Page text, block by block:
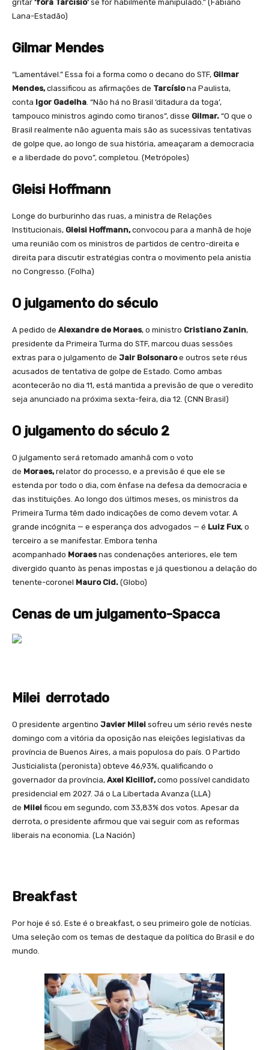
gritar ‘fora Tarcísio’ se for habilmente manipulado.” (Fabiano
Lana-Estadão)
Gilmar Mendes
“Lamentável.” Essa foi a forma como o decano do STF, Gilmar
Mendes,classificou as afirmações de Tarcísiona Paulista,
conta Igor Gadelha. “Não há no Brasil ‘ditadura da toga’,
tampouco ministros agindo como tiranos”, disse Gilmar. “O que o
Brasil realmente não aguenta mais são as sucessivas tentativas
de golpe que, ao longo de sua história, ameaçaram a democracia
e a liberdade do povo”, completou. (Metrópoles)
Gleisi Hoffmann
Longe do burburinho das ruas, a ministra de Relações
Institucionais, Gleisi Hoffmann,convocou para a manhã de hoje
uma reunião com os ministros de partidos de centro-direita e
direita para discutir estratégias contra o movimento pela anistia
no Congresso. (Folha)
O julgamento do século
A pedido de Alexandre de Moraes, o ministro Cristiano Zanin,
presidente da Primeira Turma do STF, marcou duas sessões
extras para o julgamento de Jair Bolsonaroe outros sete réus
acusados de tentativa de golpe de Estado. Como ambas
acontecerão no dia 11, está mantida a previsão de que o veredito
seja anunciado na próxima sexta-feira, dia 12. (CNN Brasil)
O julgamento do século 2
O julgamento será retomado amanhã com o voto
de Moraes,relator do processo, e a previsão é que ele se
estenda por todo o dia, com ênfase na defesa da democracia e
das instituições. Ao longo dos últimos meses, os ministros da
Primeira Turma têm dado indicações de como devem votar. A
grande incógnita — e esperança dos advogados — é Luiz Fux, o
terceiro a se manifestar. Embora tenha
acompanhado Moraesnas condenações anteriores, ele tem
divergido quanto às penas impostas e já questionou a delação do
tenente-coronel Mauro Cid. (Globo)
Cenas de um julgamento-Spacca
Milei derrotado
O presidente argentino Javier Milei sofreu um sério revés neste
domingo com a vitória da oposição nas eleições legislativas da
província de Buenos Aires, a mais populosa do país. O Partido
Justicialista (peronista) obteve 46,93%, qualificando o
governador da província, Axel Kicillof,como possível candidato
presidencial em 2027. Já o La Libertada Avanza (LLA)
de Milei ficou em segundo, com 33,83% dos votos. Apesar da
derrota, o presidente afirmou que vai seguir com as reformas
liberais na economia. (La Nación)
Breakfast
Por hoje é só. Este é o breakfast, o seu primeiro gole de notícias.
Uma seleção com os temas de destaque da política do Brasil e do
mundo.